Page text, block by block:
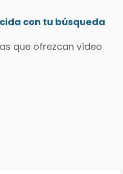
con tu búsqueda
que ofrezcan vídeo